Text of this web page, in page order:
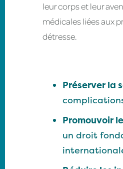
leur corps et leur
médicales liées aux
détresse.
Préserver la
Promouvoir
un droit